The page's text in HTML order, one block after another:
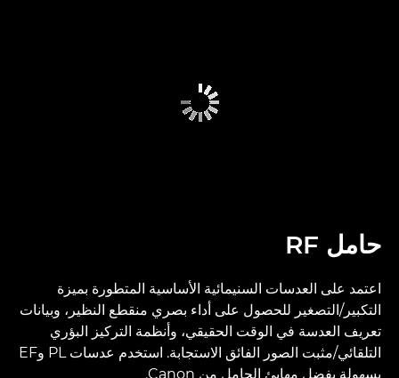
حامل RF
اعتمد على العدسات السنيمائية الأساسية المتطورة بميزة
التكبير/التصغير للحصول على أداء بصري منقطع النظير، وبيانات
تعريف العدسة في الوقت الحقيقي، وأنظمة التركيز البؤري
التلقائي/مثبت الصور الفائق الاستجابة. استخدم عدسات PL وEF
بسهولة بفضل مهايئ الحامل من Canon.